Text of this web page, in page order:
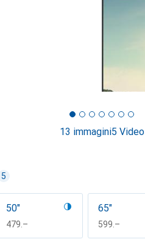
13 immagini5 Video
5
50"
CHF
479.–
65"
CHF
599.–